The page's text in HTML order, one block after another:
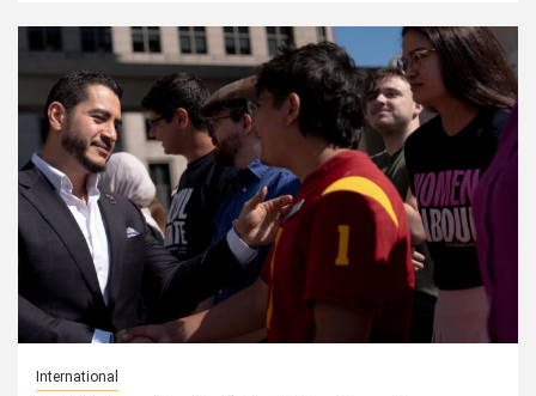
International